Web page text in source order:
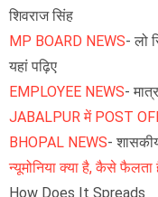
शिवराज सिंह
MP BOARD NEWS- लो
यहां पढ़िए
EMPLOYEE NEWS-
JABALPUR में POST
BHOPAL NEWS-
न्यूमोनिया क्या है, कैसे फैलता
How Does It Spreads